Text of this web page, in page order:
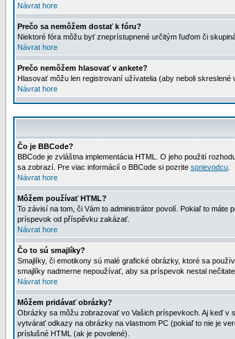
Návrat hore
Prečo sa nemôžem dostať k fóru?
Niektoré fóra môžu byť zneprístupnené určitým ľuďom či
Návrat hore
Prečo nemôžem hlasovať v ankete?
Hlasovať môžu len registrovaní užívatelia (aby neboli
Návrat hore
Čo je BBCode?
BBCode je zvláštna implementácia HTML. O jeho použití
sa zobrazí. Pre viac informácií o BBCode si pozrite sprievodcu
Návrat hore
Môžem používať HTML?
To závisí na tom, či Vám to administrátor povolí. Pokiaľ to máte
príspevok od příspěvku zakázať.
Návrat hore
Čo to sú smajlíky?
Smajlíky, či emotikony sú malé grafické obrázky, ktoré sa
smajlíky nadmerne nepoužívať, aby sa príspevok nestal
Návrat hore
Môžem pridávať obrázky?
Obrázky sa môžu zobrazovať vo Vašich príspevkoch. Aj keď v
vytvárať odkazy na obrázky na vlastnom PC (pokiaľ to nie je
príslušné HTML (ak je povolené).